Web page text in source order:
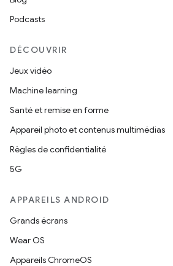
Podcasts
DÉCOUVRIR
Jeux vidéo
Machine learning
Santé et remise en forme
Appareil photo et contenus multimédias
Règles de confidentialité
5G
APPAREILS ANDROID
Grands écrans
Wear OS
Appareils ChromeOS